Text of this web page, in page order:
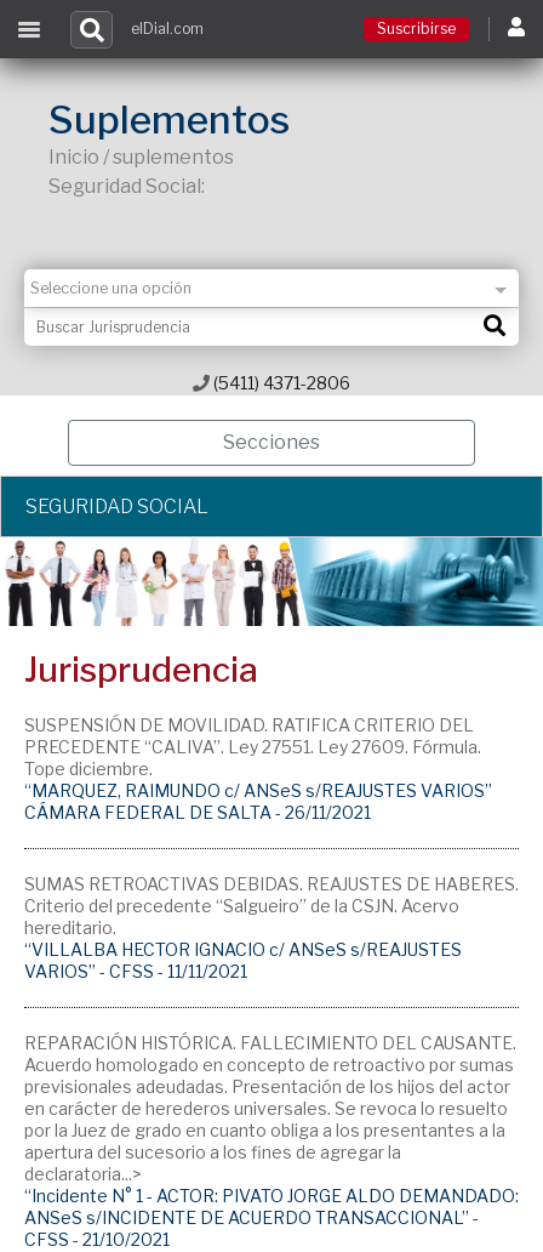
elDial.com Suscribirse
Suplementos
Inicio / suplementos
Seguridad Social:
(5411) 4371-2806
Secciones
SEGURIDAD SOCIAL
Jurisprudencia
SUSPENSIÓN DE MOVILIDAD. RATIFICA CRITERIO DEL
PRECEDENTE “CALIVA”. Ley 27551. Ley 27609. Fórmula.
Tope diciembre.
“MARQUEZ, RAIMUNDO c/ ANSeS s/REAJUSTES VARIOS”
CÁMARA FEDERAL DE SALTA - 26/11/2021
SUMAS RETROACTIVAS DEBIDAS. REAJUSTES DE HABERES.
Criterio del precedente “Salgueiro” de la CSJN. Acervo
hereditario.
“VILLALBA HECTOR IGNACIO c/ ANSeS s/REAJUSTES
VARIOS” - CFSS - 11/11/2021
REPARACIÓN HISTÓRICA. FALLECIMIENTO DEL CAUSANTE.
Acuerdo homologado en concepto de retroactivo por sumas
previsionales adeudadas. Presentación de los hijos del actor
en carácter de herederos universales. Se revoca lo resuelto
por la Juez de grado en cuanto obliga a los presentantes a la
apertura del sucesorio a los fines de agregar la
declaratoria...>
“Incidente N° 1 - ACTOR: PIVATO JORGE ALDO DEMANDADO:
ANSeS s/INCIDENTE DE ACUERDO TRANSACCIONAL” -
CFSS - 21/10/2021